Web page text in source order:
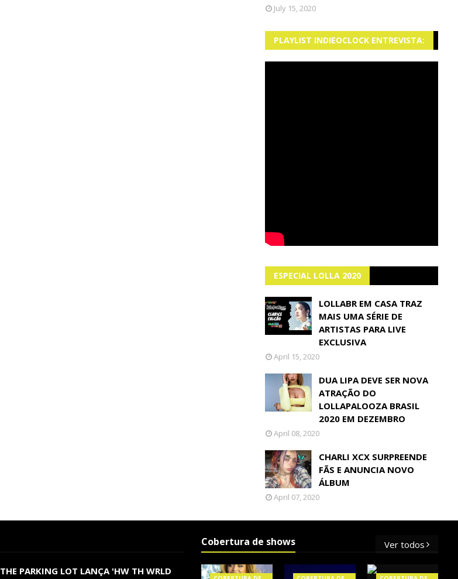
July 15, 2020
PLAYLIST INDIEOCLOCK ENTREVISTA:
ESPECIAL LOLLA 2020
LOLLABR EM CASA TRAZ
MAIS UMA SÉRIE DE
ARTISTAS PARA LIVE
EXCLUSIVA
April 15, 2020
DUA LIPA DEVE SER NOVA
ATRAÇÃO DO
LOLLAPALOOZA BRASIL
2020 EM DEZEMBRO
April 08, 2020
CHARLI XCX SURPREENDE
FÃS E ANUNCIA NOVO
ÁLBUM
April 07, 2020
THE PARKING LOT LANÇA 'HW TH WRLD
Cobertura de shows Ver todos